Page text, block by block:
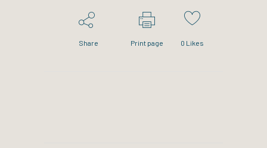
Share Print page 0 Likes